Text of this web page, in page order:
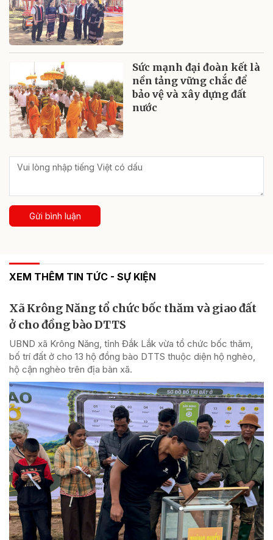
Sức mạnh đại đoàn kết là
nền tảng vững chắc để
bảo vệ và xây dựng đất
nước
Gửi bình luận
XEM THÊM TIN TỨC - SỰ KIỆN
Xã Krông Năng tổ chức bốc thăm và giao đất
ở cho đồng bào DTTS
UBND xã Krông Năng, tỉnh Đắk Lắk vừa tổ chức bốc thăm,
bố trí đất ở cho 13 hộ đồng bào DTTS thuộc diện hộ nghèo,
hộ cận nghèo trên địa bàn xã.